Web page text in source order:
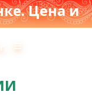
Цена и
≡